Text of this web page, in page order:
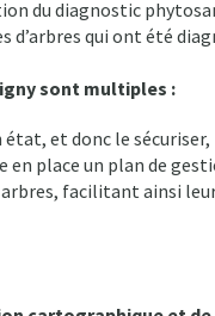
du diagnostic
d’arbres qui ont été
sont multiples :
et donc le sécuriser,
place un plan de
facilitant ainsi